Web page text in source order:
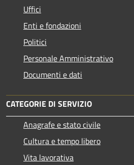
Uffici
Enti e fondazioni
Politici
Personale Amministrativo
Documenti e dati
CATEGORIE DI SERVIZIO
Anagrafe e stato civile
Cultura e tempo libero
Vita lavorativa